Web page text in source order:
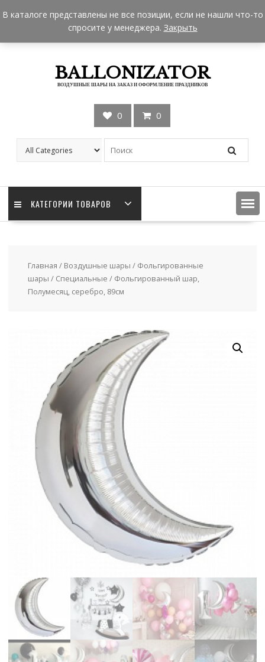
to
+7 962 957-18-50
zakaz@ballonizator.ru
Мы в Москве
Часы работы: 9:00 - 22:00
BALLONIZATOR
ВОЗДУШНЫЕ ШАРЫ НА ЗАКАЗ И ОФОРМЛЕНИЕ ПРАЗДНИКОВ
0 0
КАТЕГОРИИ ТОВАРОВ
Главная / Воздушные шары / Фольгированные
шары / Специальные / Фольгированный шар,
Полумесяц, серебро, 89см
В каталоге представлены не все позиции, если не нашли что-то
спросите у менеджера. Закрыть